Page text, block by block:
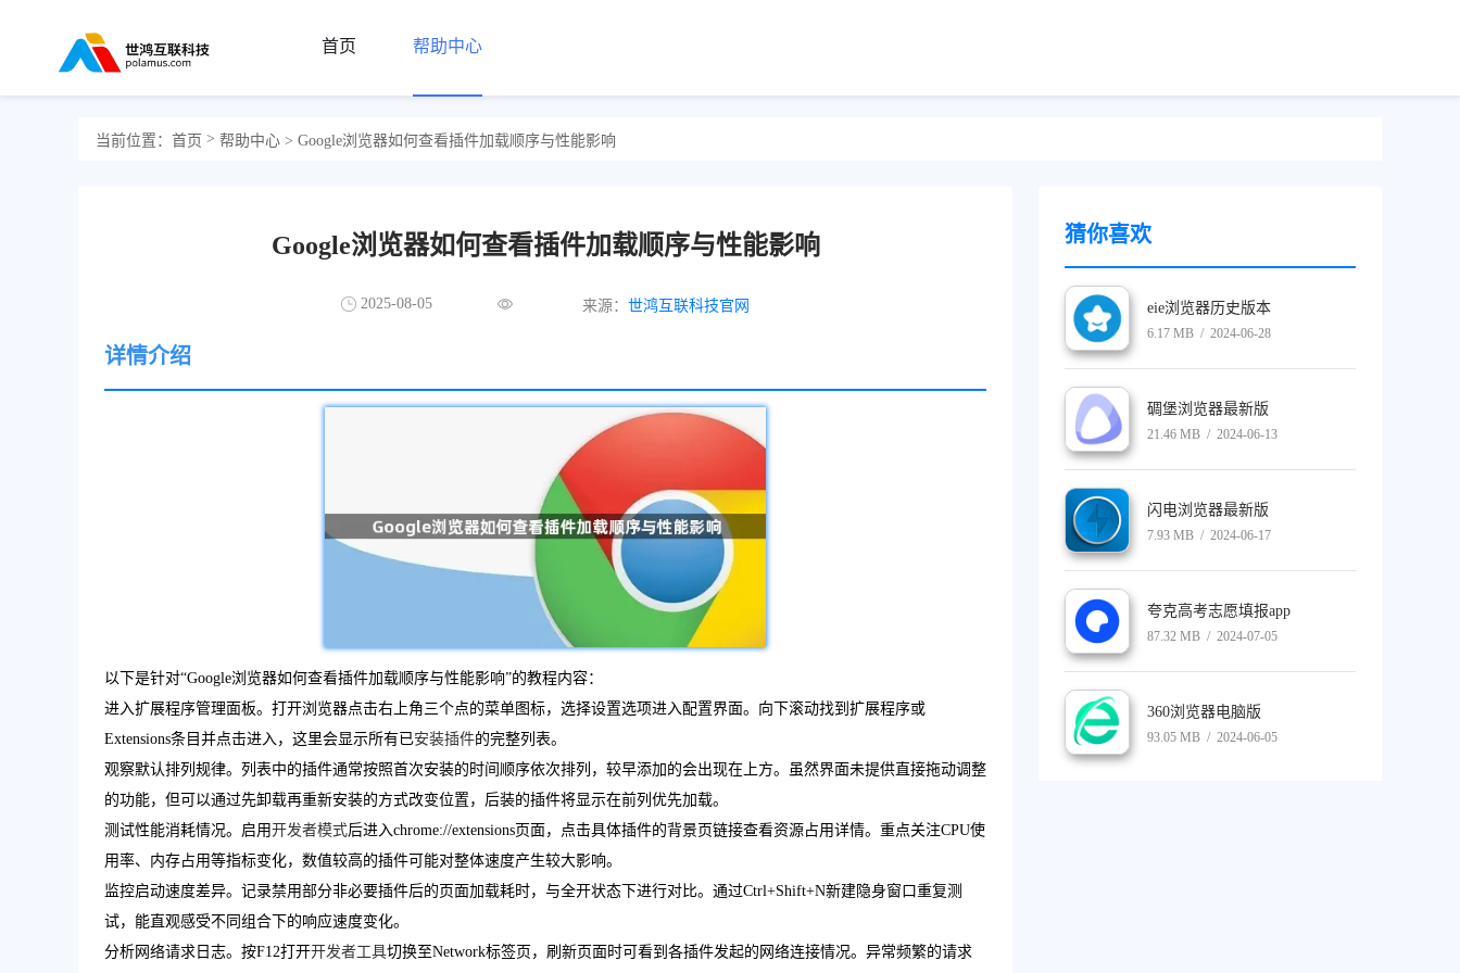
首页 帮助中心
当前位置： 首页 > 帮助中心 > Google浏览器如何查看插件加载顺序与性能影响
Google浏览器如何查看插件加载顺序与性能影响
2025-08-05 来源： 世鸿互联科技官网
详情介绍
以下是针对“Google浏览器如何查看插件加载顺序与性能影响”的教程内容：
进入扩展程序管理面板。打开浏览器点击右上角三个点的菜单图标，选择设置选项进入配置界面。向下滚动找到扩展程序或
Extensions条目并点击进入，这里会显示所有已安装插件的完整列表。
观察默认排列规律。列表中的插件通常按照首次安装的时间顺序依次排列，较早添加的会出现在上方。虽然界面未提供直接拖动调整
的功能，但可以通过先卸载再重新安装的方式改变位置，后装的插件将显示在前列优先加载。
测试性能消耗情况。启用开发者模式后进入chrome://extensions页面，点击具体插件的背景页链接查看资源占用详情。重点关注CPU使
用率、内存占用等指标变化，数值较高的插件可能对整体速度产生较大影响。
监控启动速度差异。记录禁用部分非必要插件后的页面加载耗时，与全开状态下进行对比。通过Ctrl+Shift+N新建隐身窗口重复测
试，能直观感受不同组合下的响应速度变化。
分析网络请求日志。按F12打开开发者工具切换至Network标签页，刷新页面时可看到各插件发起的网络连接情况。异常频繁的请求
猜你喜欢
eie浏览器历史版本
6.17 MB / 2024-06-28
碉堡浏览器最新版
21.46 MB / 2024-06-13
闪电浏览器最新版
7.93 MB / 2024-06-17
夸克高考志愿填报app
87.32 MB / 2024-07-05
360浏览器电脑版
93.05 MB / 2024-06-05